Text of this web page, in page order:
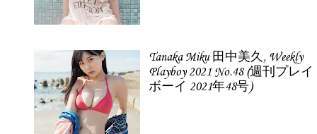
Tanaka Miku 田中美久, Weekly
Playboy 2021 No.48 (週刊プレイ
ボーイ 2021年48号)